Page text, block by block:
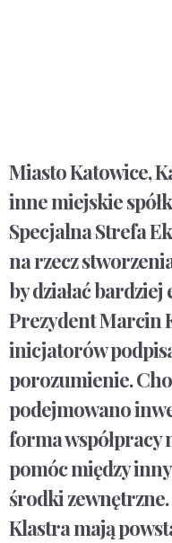
Miasto Katowice,
inne miejskie
Specjalna Strefa
na rzecz
by działać
Prezydent Marcin
inicjatorów
porozumienie.
podejmowano
forma współpracy
pomóc między
środki
Klastra mają